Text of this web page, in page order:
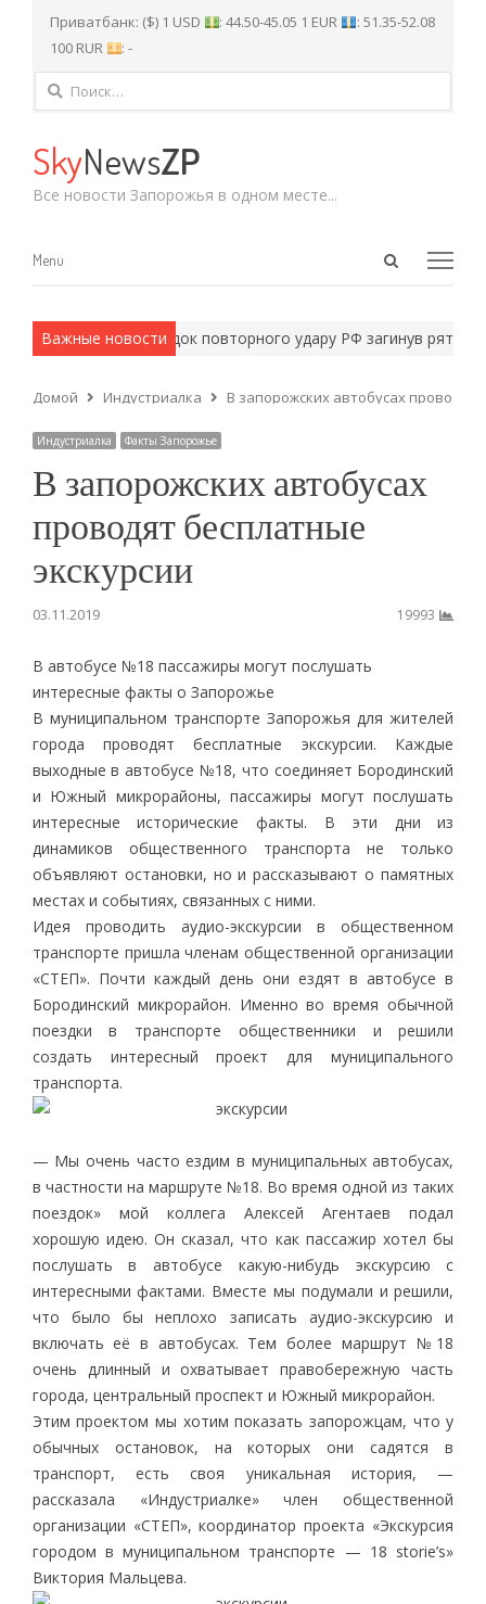
Приватбанк: ($) 1 USD : 44.50-45.05 1 EUR
: 51.35-52.08
100 RUR
: -
Найти:
SkyNewsZP
Все новости Запорожья в одном месте...
Open
Menu
Menu
Важные новости
У Запоріжжі внаслідок повторного удару РФ загинув
Домой Индустриалка В запорожских автобусах проводят
Индустриалка Факты Запорожье
В запорожских автобусах
проводят бесплатные
экскурсии
03.11.2019 19993
В автобусе №18 пассажиры могут послушать
интересные факты о Запорожье
В муниципальном транспорте Запорожья для жителей
города проводят бесплатные экскурсии. Каждые
выходные в автобусе №18, что соединяет Бородинский
и Южный микрорайоны, пассажиры могут послушать
интересные исторические факты. В эти дни из
динамиков общественного транспорта не только
объявляют остановки, но и рассказывают о памятных
местах и событиях, связанных с ними.
Идея проводить аудио-экскурсии в общественном
транспорте пришла членам общественной организации
«СТЕП». Почти каждый день они ездят в автобусе в
Бородинский микрорайон. Именно во время обычной
поездки в транспорте общественники и решили
создать интересный проект для муниципального
транспорта.
— Мы очень часто ездим в муниципальных автобусах,
в частности на маршруте №18. Во время одной из таких
поездок» мой коллега Алексей Агентаев подал
хорошую идею. Он сказал, что как пассажир хотел бы
послушать в автобусе какую-нибудь экскурсию с
интересными фактами. Вместе мы подумали и решили,
что было бы неплохо записать аудио-экскурсию и
включать её в автобусах. Тем более маршрут №18
очень длинный и охватывает правобережную часть
города, центральный проспект и Южный микрорайон.
Этим проектом мы хотим показать запорожцам, что у
обычных остановок, на которых они садятся в
транспорт, есть своя уникальная история, —
рассказала «Индустриалке» член общественной
организации «СТЕП», координатор проекта «Экскурсия
городом в муниципальном транспорте — 18 storie’s»
Виктория Мальцева.